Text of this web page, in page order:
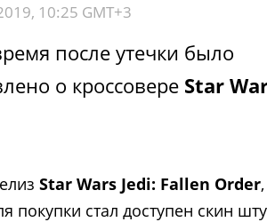
10:25 GMT+3
после утечки было
о кроссовере Star
Star Wars Jedi: Fallen Order
покупки стал доступен скин